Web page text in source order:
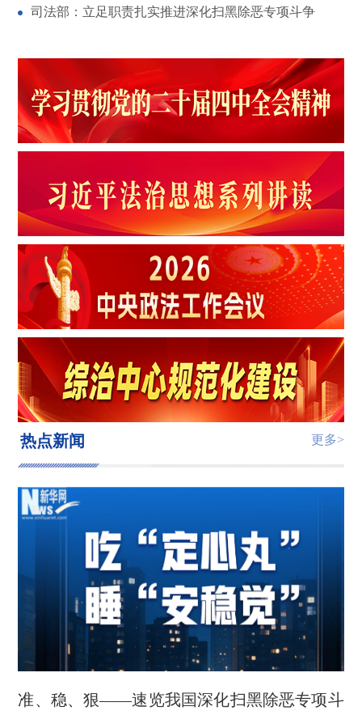
司法部：立足职责扎实推进深化扫黑除恶专项斗争
热点新闻 更多>
准、稳、狠——速览我国深化扫黑除恶专项斗